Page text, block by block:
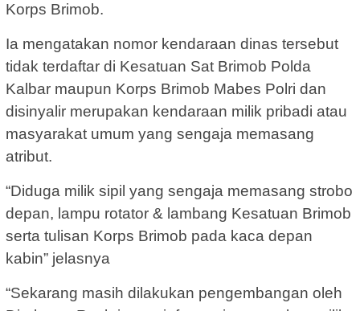
Korps Brimob.
Ia mengatakan nomor kendaraan dinas tersebut
tidak terdaftar di Kesatuan Sat Brimob Polda
Kalbar maupun Korps Brimob Mabes Polri dan
disinyalir merupakan kendaraan milik pribadi atau
masyarakat umum yang sengaja memasang
atribut.
“Diduga milik sipil yang sengaja memasang strobo
depan, lampu rotator & lambang Kesatuan Brimob
serta tulisan Korps Brimob pada kaca depan
kabin” jelasnya
“Sekarang masih dilakukan pengembangan oleh